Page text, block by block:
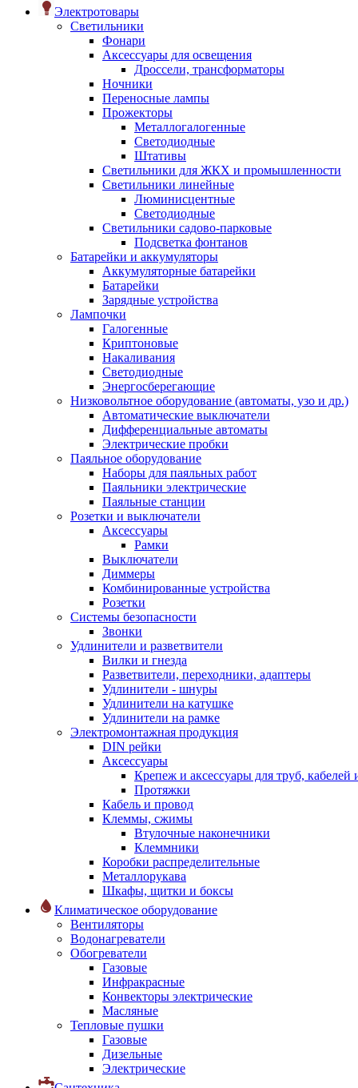
Электротовары
Светильники
Фонари
Аксессуары для освещения
Дроссели, трансформаторы
Ночники
Переносные лампы
Прожекторы
Металлогалогенные
Светодиодные
Штативы
Светильники для ЖКХ и промышленности
Светильники линейные
Люминисцентные
Светодиодные
Светильники садово-парковые
Подсветка фонтанов
Батарейки и аккумуляторы
Аккумуляторные батарейки
Батарейки
Зарядные устройства
Лампочки
Галогенные
Криптоновые
Накаливания
Светодиодные
Энергосберегающие
Низковольтное оборудование (автоматы, узо и др.)
Автоматические выключатели
Дифференциальные автоматы
Электрические пробки
Паяльное оборудование
Наборы для паяльных работ
Паяльники электрические
Паяльные станции
Розетки и выключатели
Аксессуары
Рамки
Выключатели
Диммеры
Комбинированные устройства
Розетки
Системы безопасности
Звонки
Удлинители и разветвители
Вилки и гнезда
Разветвители, переходники, адаптеры
Удлинители - шнуры
Удлинители на катушке
Удлинители на рамке
Электромонтажная продукция
DIN рейки
Аксессуары
Крепеж и аксессуары для труб, кабелей
Протяжки
Кабель и провод
Клеммы, сжимы
Втулочные наконечники
Клеммники
Коробки распределительные
Металлорукава
Шкафы, щитки и боксы
Климатическое оборудование
Вентиляторы
Водонагреватели
Обогреватели
Газовые
Инфракрасные
Конвекторы электрические
Масляные
Тепловые пушки
Газовые
Дизельные
Электрические